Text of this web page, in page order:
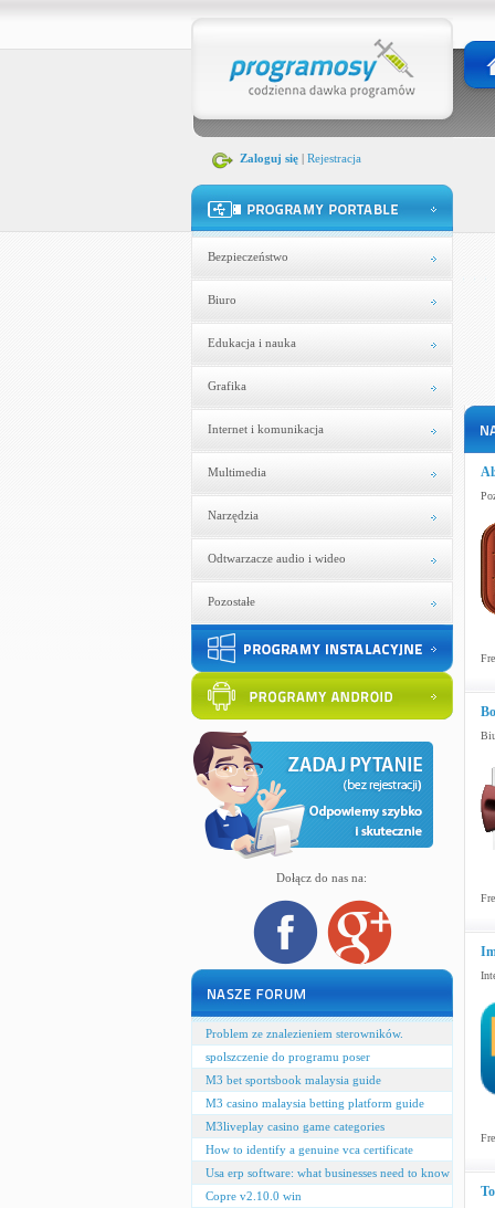
Zaloguj się| Rejestracja
Bezpieczeństwo
Biuro
Edukacja i nauka
Grafika
Internet i komunikacja
Multimedia
Narzędzia
Odtwarzacze audio i wideo
Pozostałe
Dołącz do nas na:
Problem ze znalezieniem sterowników.
spolszczenie do programu poser
M3 bet sportsbook malaysia guide
M3 casino malaysia betting platform guide
M3liveplay casino game categories
How to identify a genuine vca certificate
Usa erp software: what businesses need to know
Copre v2.10.0 win